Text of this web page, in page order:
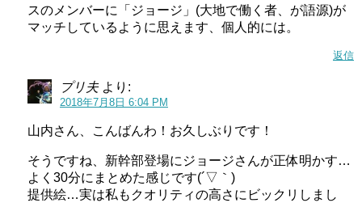
スのメンバーに「ジョージ」(大地で働く者、が語源)が
マッチしているように思えます、個人的には。
返信
プリ夫 より:
2018年7月8日 6:04 PM
山内さん、こんばんわ！お久しぶりです！
そうですね、新幹部登場にジョージさんが正体明かす…
よく30分にまとめた感じです(´▽｀)
提供絵…実は私もクオリティの高さにビックリしまし